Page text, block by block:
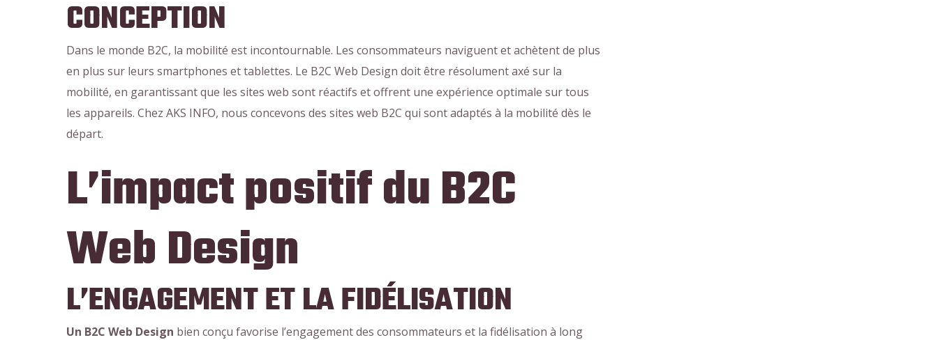
CONCEPTION
Dans le monde B2C, la mobilité est incontournable. Les consommateurs naviguent et achètent de plus
en plus sur leurs smartphones et tablettes. Le B2C Web Design doit être résolument axé sur la
mobilité, en garantissant que les sites web sont réactifs et offrent une expérience optimale sur tous
les appareils. Chez AKS INFO, nous concevons des sites web B2C qui sont adaptés à la mobilité dès le
départ.
L’impact positif du B2C
Web Design
L’ENGAGEMENT ET LA FIDÉLISATION
Un B2C Web Design bien conçu favorise l’engagement des consommateurs et la fidélisation à long